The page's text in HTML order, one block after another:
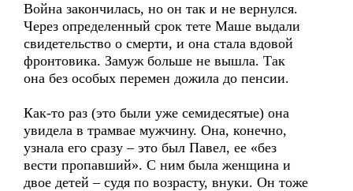
Война закончилась, но он так и не вернулся.
Через определенный срок тете Маше выдали
свидетельство о смерти, и она стала вдовой
фронтовика. Замуж больше не вышла. Так
она без особых перемен дожила до пенсии.
Как-то раз (это были уже семидесятые) она
увидела в трамвае мужчину. Она, конечно,
узнала его сразу – это был Павел, ее «без
вести пропавший». С ним была женщина и
двое детей – судя по возрасту, внуки. Он тоже